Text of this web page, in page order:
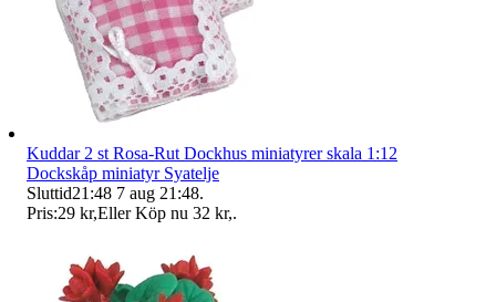
Kuddar 2 st Rosa-Rut Dockhus miniatyrer skala 1:12
Dockskåp miniatyr Syatelje
Sluttid21:48 7 aug 21:48.
Pris:29 kr,Eller Köp nu 32 kr,.